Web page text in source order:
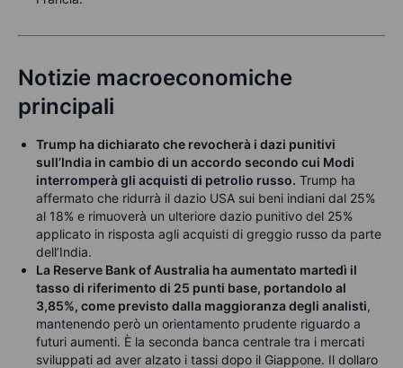
Notizie macroeconomiche
principali
Trump ha dichiarato che revocherà i dazi punitivi
sull’India in cambio di un accordo secondo cui Modi
interromperà gli acquisti di petrolio russo. Trump ha
affermato che ridurrà il dazio USA sui beni indiani dal 25%
al 18% e rimuoverà un ulteriore dazio punitivo del 25%
applicato in risposta agli acquisti di greggio russo da parte
dell’India.
La Reserve Bank of Australia ha aumentato martedì il
tasso di riferimento di 25 punti base, portandolo al
3,85%, come previsto dalla maggioranza degli analisti,
mantenendo però un orientamento prudente riguardo a
futuri aumenti. È la seconda banca centrale tra i mercati
sviluppati ad aver alzato i tassi dopo il Giappone. Il dollaro